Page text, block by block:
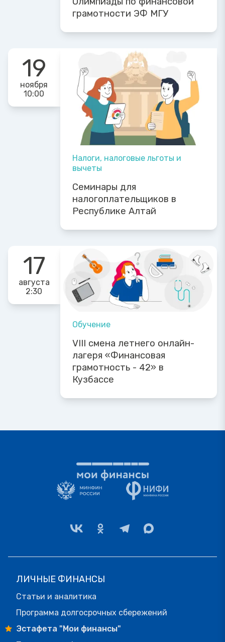
грамотности ЭФ МГУ
19
ноября
10:00
Налоги, налоговые льготы и
вычеты
Семинары для
налогоплательщиков в
Республике Алтай
17
августа
2:30
Обучение
VIII смена летнего онлайн-
лагеря «Финансовая
грамотность - 42» в
Кузбассе
ЛИЧНЫЕ ФИНАНСЫ
Статьи и аналитика
Программа долгосрочных сбережений
Эстафета "Мои финансы"